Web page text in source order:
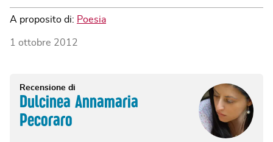
A proposito di: Poesia
1 ottobre 2012
Recensione di
Dulcinea Annamaria
Pecoraro